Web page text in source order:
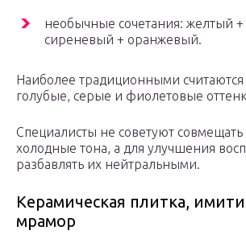
необычные сочетания: желтый
сиреневый + оранжевый.
Наиболее традиционными
голубые, серые и фиолетовые
Специалисты не советуют
холодные тона, а для улучшения
разбавлять их нейтральными.
Керамическая плитка,
мрамор